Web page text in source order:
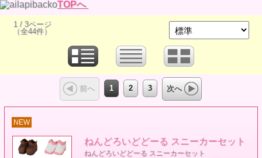
TOPへ
1 / 3ページ
（全44件）
前へ 1 2 3 次へ
NEW
ねんどろいどどーる スニーカーセット
ねんどろいどどーる スニーカーセット